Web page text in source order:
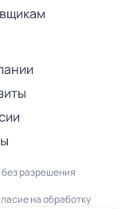
разрешения
на обработку